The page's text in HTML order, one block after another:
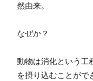
然由来。
なぜか？
動物は消化という工
を摂り込むことがで